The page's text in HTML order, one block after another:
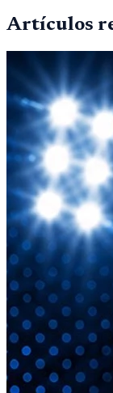
Artículos